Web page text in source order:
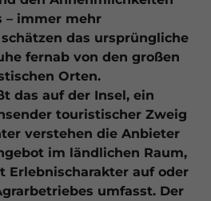
– immer mehr
das ursprüngliche
fernab von den großen
Orten.
das auf der Insel, ein
touristischer Zweig
verstehen die Anbieter
im ländlichen Raum,
Erlebnischarakter auf oder
umfasst. Der